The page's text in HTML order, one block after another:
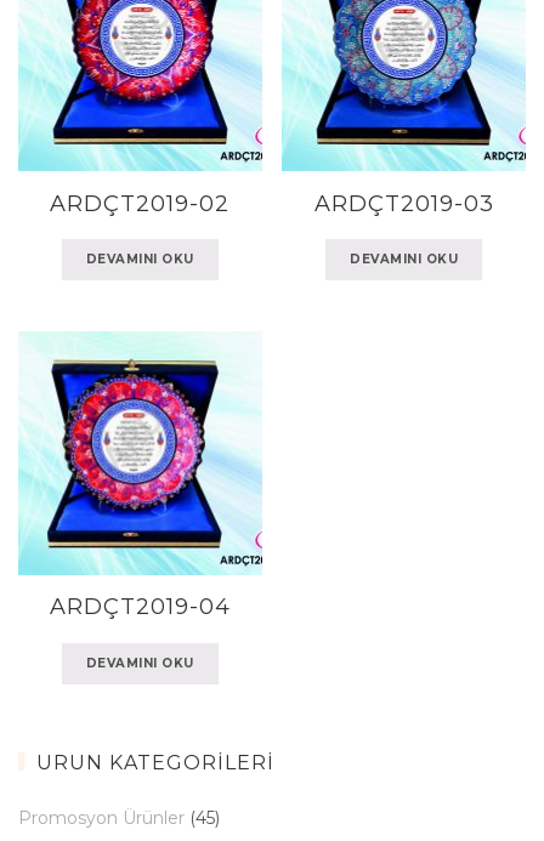
ARDÇT2019-02
DEVAMINI OKU
ARDÇT2019-03
DEVAMINI OKU
ARDÇT2019-04
DEVAMINI OKU
ÜRÜN KATEGORILERI
Promosyon Ürünler (45)